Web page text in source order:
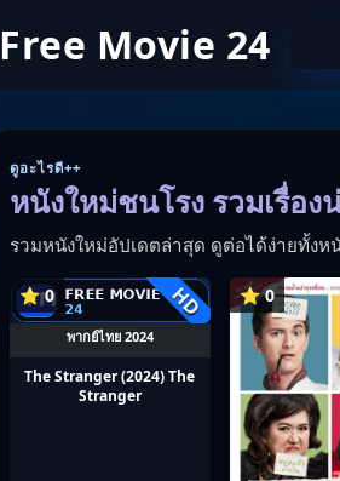
Free Movie 24
ดูอะไรดี++
หนังใหม่ชนโรง รวมเรื่อ
รวมหนังใหม่อัปเดตล่าสุด ดูต่อได้ง่ายทั้งห
⭐ 0 HD
พากย์ไทย 2024
The Stranger (2024) The
Stranger
⭐ 0